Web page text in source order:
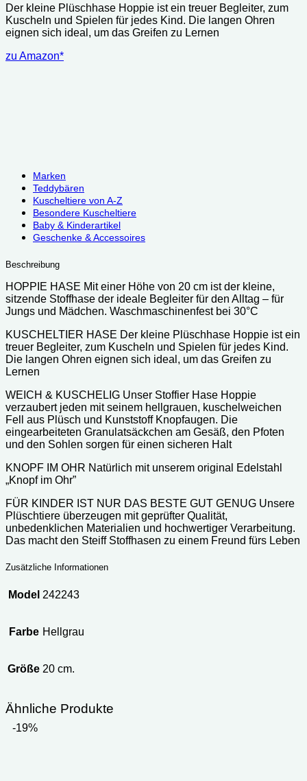
Der kleine Plüschhase Hoppie ist ein treuer Begleiter, zum
Kuscheln und Spielen für jedes Kind. Die langen Ohren
eignen sich ideal, um das Greifen zu Lernen
zu Amazon*
Marken
Teddybären
Kuscheltiere von A-Z
Besondere Kuscheltiere
Baby & Kinderartikel
Geschenke & Accessoires
Beschreibung
HOPPIE HASE Mit einer Höhe von 20 cm ist der kleine,
sitzende Stoffhase der ideale Begleiter für den Alltag – für
Jungs und Mädchen. Waschmaschinenfest bei 30°C
KUSCHELTIER HASE Der kleine Plüschhase Hoppie ist ein
treuer Begleiter, zum Kuscheln und Spielen für jedes Kind.
Die langen Ohren eignen sich ideal, um das Greifen zu
Lernen
WEICH & KUSCHELIG Unser Stoffier Hase Hoppie
verzaubert jeden mit seinem hellgrauen, kuschelweichen
Fell aus Plüsch und Kunststoff Knopfaugen. Die
eingearbeiteten Granulatsäckchen am Gesäß, den Pfoten
und den Sohlen sorgen für einen sicheren Halt
KNOPF IM OHR Natürlich mit unserem original Edelstahl
„Knopf im Ohr”
FÜR KINDER IST NUR DAS BESTE GUT GENUG Unsere
Plüschtiere überzeugen mit geprüfter Qualität,
unbedenklichen Materialien und hochwertiger Verarbeitung.
Das macht den Steiff Stoffhasen zu einem Freund fürs Leben
Zusätzliche Informationen
Model 242243
Farbe Hellgrau
Größe 20 cm.
Ähnliche Produkte
-19%